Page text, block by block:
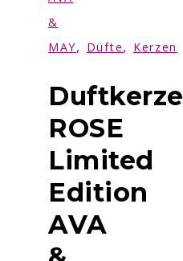
&
MAY, Düfte, Kerzen
Duftkerze
ROSE
Limited
Edition
AVA